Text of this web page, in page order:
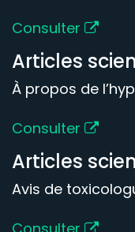
Consulter
Articles
À propos de
Consulter
Articles
Avis de